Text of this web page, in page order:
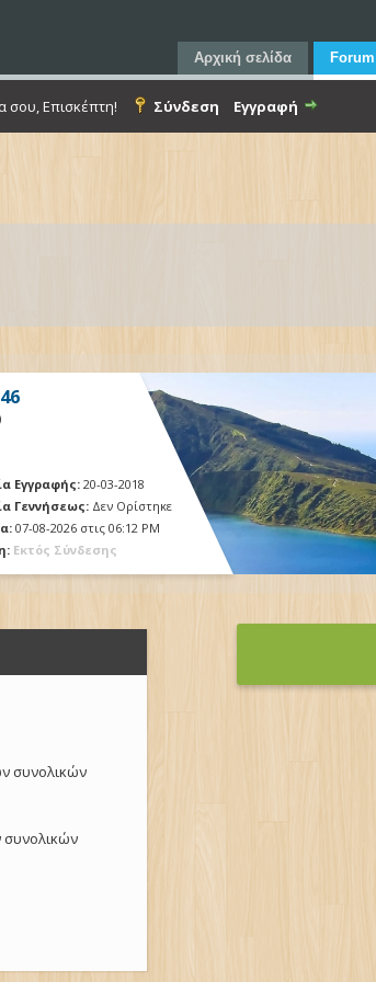
Αρχική σελίδα Forum
σου, Επισκέπτη! Σύνδεση Εγγραφή
Εγγραφής:20-03-2018
Γεννήσεως: Δεν Ορίστηκε
07-08-2026 στις 06:12 PM
Εκτός Σύνδεσης
συνολικών
συνολικών